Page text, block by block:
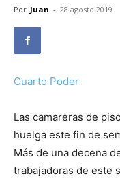
Por Juan - 28 agosto 2019
Cuarto Poder
Las camareras de
huelga este fin de
Más de una decena
trabajadoras de este